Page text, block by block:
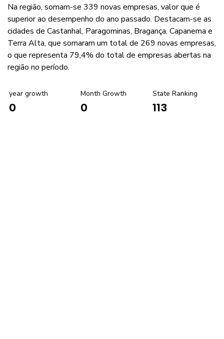
Na região, somam-se 339 novas empresas, valor que é
superior ao desempenho do ano passado. Destacam-se as
cidades de Castanhal, Paragominas, Bragança, Capanema e
Terra Alta, que somaram um total de 269 novas empresas,
o que representa 79,4% do total de empresas abertas na
região no período.
year growth
0
Month Growth
0
State Ranking
113